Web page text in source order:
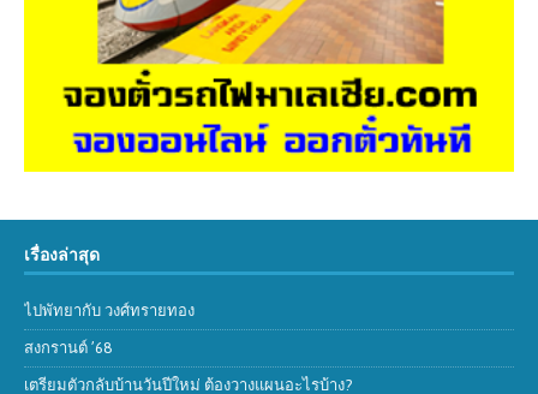
เรื่องล่าสุด
ไปพัทยากับ วงศ์ทรายทอง
สงกรานต์ ’68
เตรียมตัวกลับบ้านวันปีใหม่ ต้องวางแผนอะไรบ้าง?